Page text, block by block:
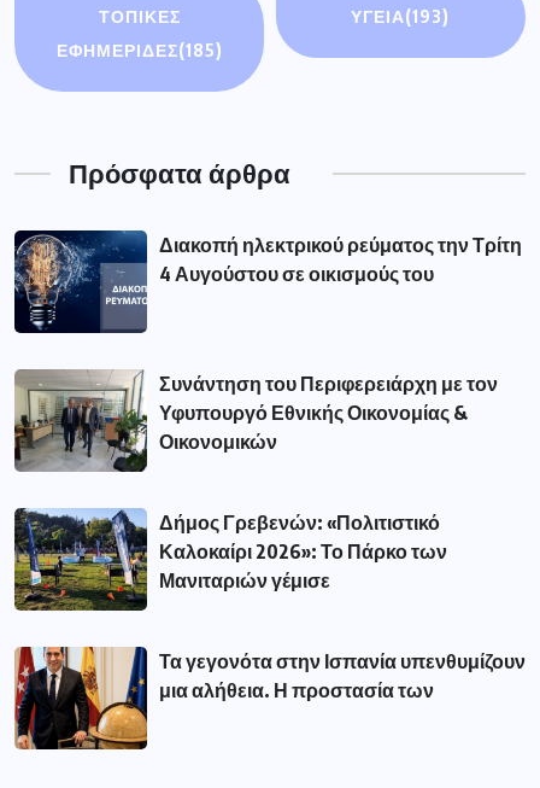
ΤΟΠΙΚΕΣ
ΕΦΗΜΕΡΙΔΕΣ(185)
ΥΓΕΙΑ(193)
Πρόσφατα άρθρα
Διακοπή ηλεκτρικού ρεύματος την Τρίτη
4 Αυγούστου σε οικισμούς του
Συνάντηση του Περιφερειάρχη με τον
Υφυπουργό Εθνικής Οικονομίας &
Οικονομικών
Δήμος Γρεβενών: «Πολιτιστικό
Καλοκαίρι 2026»: Το Πάρκο των
Μανιταριών γέμισε
Τα γεγονότα στην Ισπανία υπενθυμίζουν
μια αλήθεια. Η προστασία των